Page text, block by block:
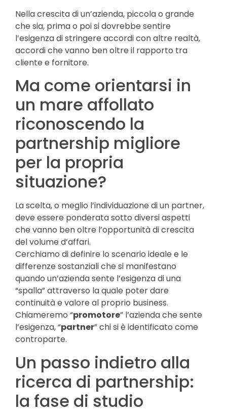
Nella crescita di un’azienda, piccola o grande
che sia, prima o poi si dovrebbe sentire
l’esigenza di stringere accordi con altre realtà,
accordi che vanno ben oltre il rapporto tra
cliente e fornitore.
Ma come orientarsi in
un mare affollato
riconoscendo la
partnership migliore
per la propria
situazione?
La scelta, o meglio l’individuazione di un partner,
deve essere ponderata sotto diversi aspetti
che vanno ben oltre l’opportunità di crescita
del volume d’affari.
Cerchiamo di definire lo scenario ideale e le
differenze sostanziali che si manifestano
quando un’azienda sente l’esigenza di una
“spalla” attraverso la quale poter dare
continuità e valore al proprio business.
Chiameremo “promotore” l’azienda che sente
l’esigenza, “partner” chi si è identificato come
controparte.
Un passo indietro alla
ricerca di partnership:
la fase di studio